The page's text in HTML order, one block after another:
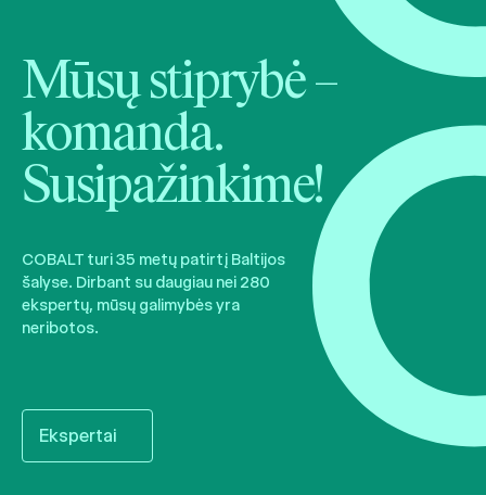
Mūsų stiprybė –
komanda.
Susipažinkime!
COBALT turi 35 metų patirtį Baltijos
šalyse. Dirbant su daugiau nei 280
ekspertų, mūsų galimybės yra
neribotos.
Ekspertai